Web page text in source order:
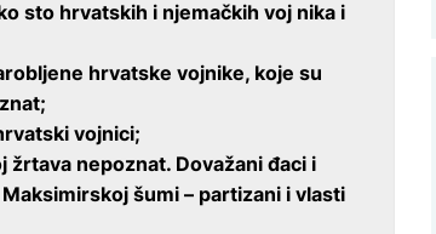
sto hrvatskih i njemačkih voj nika i
hrvatske vojnike, koje su
vojnici;
žrtava nepoznat. Dovažani đaci i
šumi – partizani i vlasti